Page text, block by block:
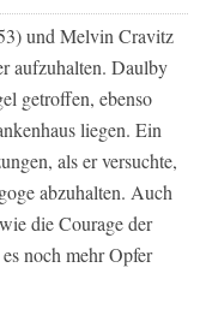
und Melvin Cravitz
aufzuhalten. Daulby
getroffen, ebenso
liegen. Ein
als er versuchte,
abzuhalten. Auch
die Courage der
noch mehr Opfer